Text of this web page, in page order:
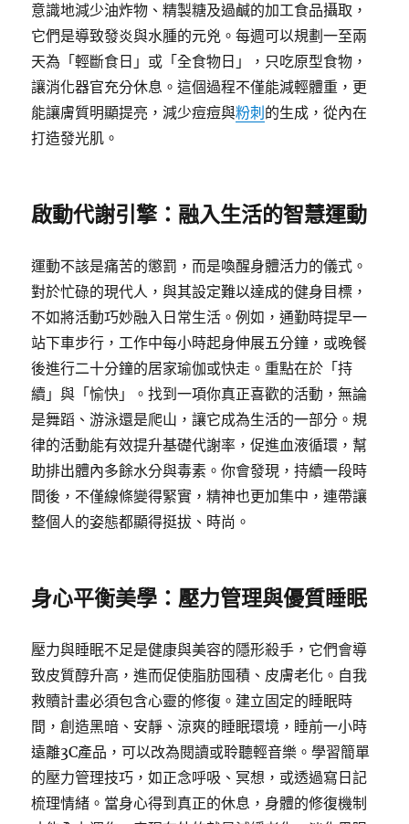
意識地減少油炸物、精製糖及過鹹的加工食品攝取，
它們是導致發炎與水腫的元兇。每週可以規劃一至兩
天為「輕斷食日」或「全食物日」，只吃原型食物，
讓消化器官充分休息。這個過程不僅能減輕體重，更
能讓膚質明顯提亮，減少痘痘與粉刺 的生成，從內在
打造發光肌。
啟動代謝引擎：融入生活的智慧運動
運動不該是痛苦的懲罰，而是喚醒身體活力的儀式。
對於忙碌的現代人，與其設定難以達成的健身目標，
不如將活動巧妙融入日常生活。例如，通勤時提早一
站下車步行，工作中每小時起身伸展五分鐘，或晚餐
後進行二十分鐘的居家瑜伽或快走。重點在於「持
續」與「愉快」。找到一項你真正喜歡的活動，無論
是舞蹈、游泳還是爬山，讓它成為生活的一部分。規
律的活動能有效提升基礎代謝率，促進血液循環，幫
助排出體內多餘水分與毒素。你會發現，持續一段時
間後，不僅線條變得緊實，精神也更加集中，連帶讓
整個人的姿態都顯得挺拔、時尚。
身心平衡美學：壓力管理與優質睡眠
壓力與睡眠不足是健康與美容的隱形殺手，它們會導
致皮質醇升高，進而促使脂肪囤積、皮膚老化。自我
救贖計畫必須包含心靈的修復。建立固定的睡眠時
間，創造黑暗、安靜、涼爽的睡眠環境，睡前一小時
遠離3C產品，可以改為閱讀或聆聽輕音樂。學習簡單
的壓力管理技巧，如正念呼吸、冥想，或透過寫日記
梳理情緒。當身心得到真正的休息，身體的修復機制